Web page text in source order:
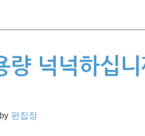
량 넉넉하십
by 편집장